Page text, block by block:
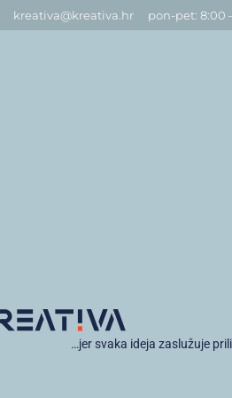
kreativa@kreativa.hr pon-pet: 8:00
…jer svaka ideja zaslužuje